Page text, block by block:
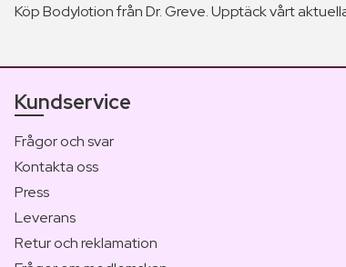
Köp Bodylotion från Dr. Greve. Upptäck vårt
Kundservice
Frågor och svar
Kontakta oss
Press
Leverans
Retur och reklamation